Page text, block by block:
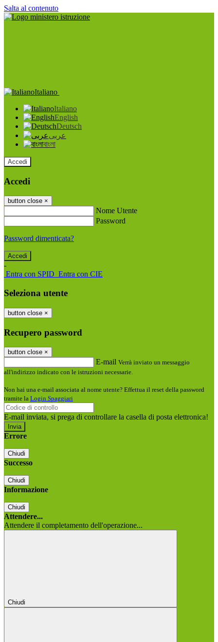
Salta al contenuto
Italiano
Italiano
English
Deutsch
عربى
বাংলা
Accedi
Accedi
button close ×
Nome Utente
Password
Password dimenticata?
-
Entra con SPID Entra con CIE
Seleziona utente
button close ×
Recupero password
button close ×
E-mail Verrà inviato un messaggio
all'indirizzo indicato con le istruzioni necessarie.
Non hai una e-mail associata al nome utente? Effettua il reset della password
tramite la Login Spaggiari
E-mail inviata, si prega di controllare la casella di posta elettronica!
Errore
Chiudi
Successo
Chiudi
Informazione
Chiudi
Attendere...
Attendere il completamento dell'operazione...
Chiudi